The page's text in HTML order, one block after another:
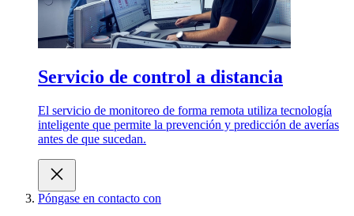
Servicio de control a distancia
El servicio de monitoreo de forma remota utiliza tecnología
inteligente que permite la prevención y predicción de averías
antes de que sucedan.
Póngase en contacto con